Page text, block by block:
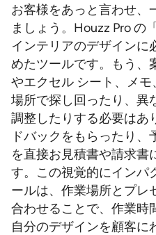
お客様をあっと言わせ、
ましょう。Houzz Pro の
インテリアのデザインに
めたツールです。もう、
やエクセル シート、メ
場所で探し回ったり、異
調整したりする必要はあ
ドバックをもらったり
を直接お見積書や請求書
す。この視覚的にインパ
ールは、作業場所とプレ
合わせることで、作業時
自分のデザインを顧客に